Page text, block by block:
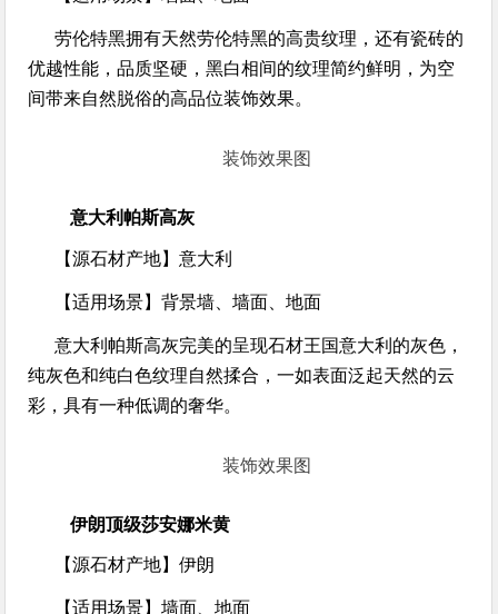
劳伦特黑拥有天然劳伦特黑的高贵纹理，还有瓷砖的
优越性能，品质坚硬，黑白相间的纹理简约鲜明，为空
间带来自然脱俗的高品位装饰效果。
装饰效果图
意大利帕斯高灰
【源石材产地】意大利
【适用场景】背景墙、墙面、地面
意大利帕斯高灰完美的呈现石材王国意大利的灰色，
纯灰色和纯白色纹理自然揉合，一如表面泛起天然的云
彩，具有一种低调的奢华。
装饰效果图
伊朗顶级莎安娜米黄
【源石材产地】伊朗
【适用场景】墙面、地面